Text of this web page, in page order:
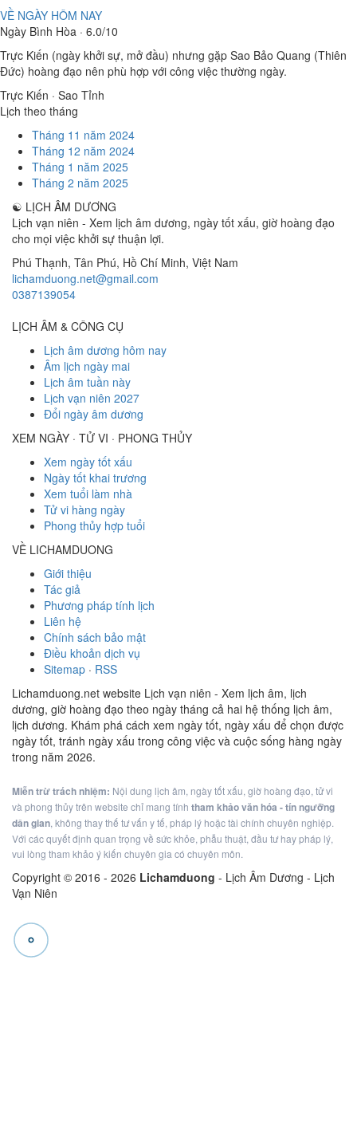
VỀ NGÀY HÔM NAY
Ngày Bình Hòa · 6.0/10
Trực Kiến (ngày khởi sự, mở đầu) nhưng gặp Sao Bảo Quang (Thiên
Đức) hoàng đạo nên phù hợp với công việc thường ngày.
Trực Kiến · Sao Tỉnh
Lịch theo tháng
Tháng 11 năm 2024
Tháng 12 năm 2024
Tháng 1 năm 2025
Tháng 2 năm 2025
☯ LỊCH ÂM DƯƠNG
Lịch vạn niên - Xem lịch âm dương, ngày tốt xấu, giờ hoàng đạo
cho mọi việc khởi sự thuận lợi.
Phú Thạnh, Tân Phú, Hồ Chí Minh, Việt Nam
lichamduong.net@gmail.com
0387139054
LỊCH ÂM & CÔNG CỤ
Lịch âm dương hôm nay
Âm lịch ngày mai
Lịch âm tuần này
Lịch vạn niên 2027
Đổi ngày âm dương
XEM NGÀY · TỬ VI · PHONG THỦY
Xem ngày tốt xấu
Ngày tốt khai trương
Xem tuổi làm nhà
Tử vi hàng ngày
Phong thủy hợp tuổi
VỀ LICHAMDUONG
Giới thiệu
Tác giả
Phương pháp tính lịch
Liên hệ
Chính sách bảo mật
Điều khoản dịch vụ
Sitemap · RSS
Lichamduong.net website Lịch vạn niên - Xem lịch âm, lịch
dương, giờ hoàng đạo theo ngày tháng cả hai hệ thống lịch âm,
lịch dương. Khám phá cách xem ngày tốt, ngày xấu để chọn được
ngày tốt, tránh ngày xấu trong công việc và cuộc sống hàng ngày
trong năm 2026.
Miễn trừ trách nhiệm: Nội dung lịch âm, ngày tốt xấu, giờ hoàng đạo, tử vi
và phong thủy trên website chỉ mang tính tham khảo văn hóa - tín ngưỡng
dân gian, không thay thế tư vấn y tế, pháp lý hoặc tài chính chuyên nghiệp.
Với các quyết định quan trọng về sức khỏe, phẫu thuật, đầu tư hay pháp lý,
vui lòng tham khảo ý kiến chuyên gia có chuyên môn.
Copyright © 2016 - 2026 Lichamduong - Lịch Âm Dương - Lịch
Vạn Niên